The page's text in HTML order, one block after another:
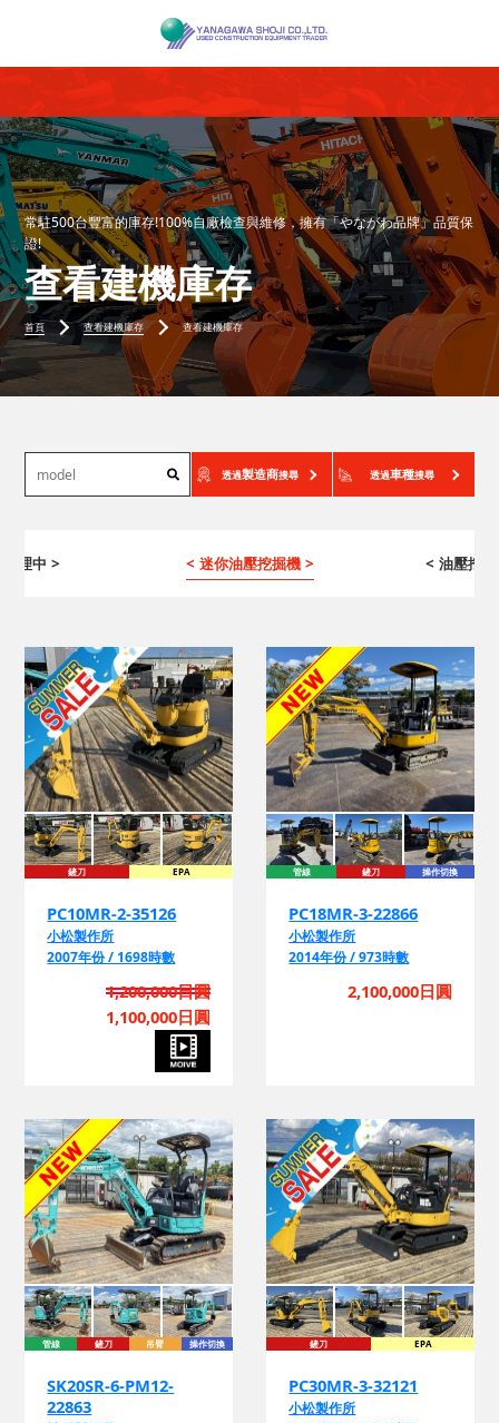
常駐500台豐富的庫存!100%自廠檢查與維修，擁有「やながわ品牌」品質保
證!
查看建機庫存
首頁 查看建機庫存 查看建機庫存
透過製造商搜尋 透過車種搜尋
理中 > < 迷你油壓挖掘機 > < 油壓挖
鏟刀 EPA
PC10MR-2-35126
小松製作所
2007年份 / 1698時數
1,200,000日圓
1,100,000日圓
管線 鏟刀 操作切換
PC18MR-3-22866
小松製作所
2014年份 / 973時數
2,100,000日圓
管線 鏟刀 吊臂 操作切換
SK20SR-6-PM12-
22863
鏟刀 EPA
PC30MR-3-32121
小松製作所